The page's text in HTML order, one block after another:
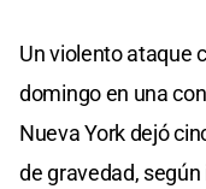
Un violento ataque
domingo en una
Nueva York dejó
de gravedad,